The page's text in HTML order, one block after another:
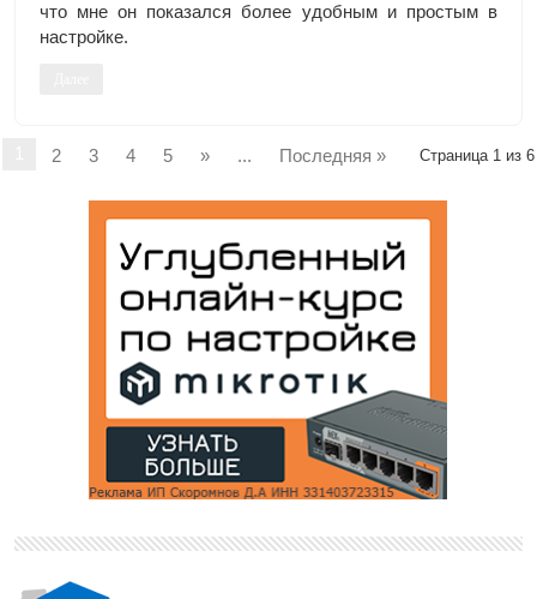
что мне он показался более удобным и простым в
настройке.
Страница 1 из 6
2 3 4 5 » ... Последняя »